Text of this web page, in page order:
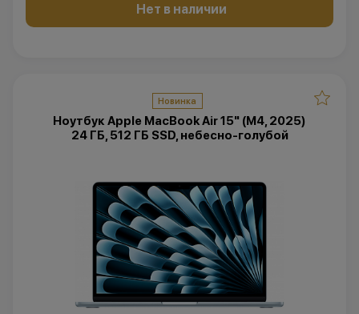
Нет в наличии
Новинка
Ноутбук Apple MacBook Air 15" (M4, 2025)
24 ГБ, 512 ГБ SSD, небесно-голубой